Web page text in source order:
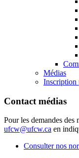
Médias
Inscription
Contact médias
Pour les demandes
ufcw@ufcw.ca en
Consulter nos